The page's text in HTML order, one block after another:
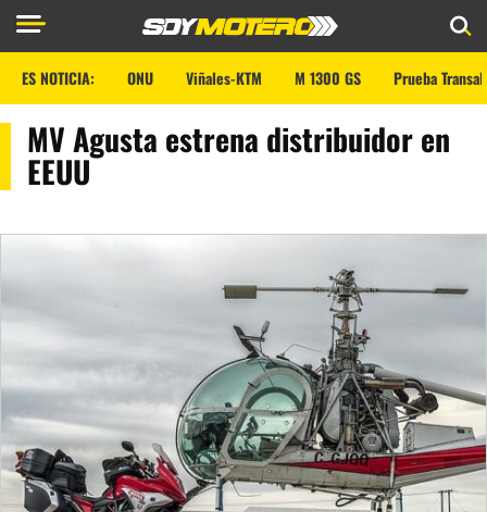
ES NOTICIA: ONU Viñales-KTM M 1300 GS Prueba
MV Agusta estrena distribuidor en
EEUU